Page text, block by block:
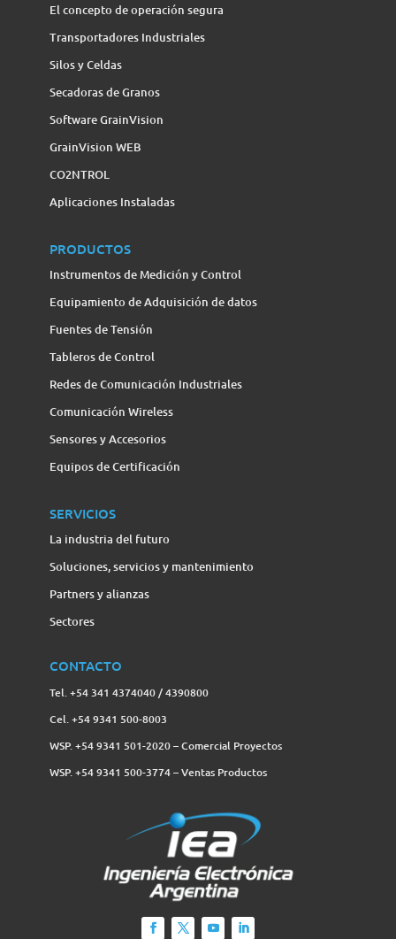
El concepto de operación segura
Transportadores Industriales
Silos y Celdas
Secadoras de Granos
Software GrainVision
GrainVision WEB
CO2NTROL
Aplicaciones Instaladas
PRODUCTOS
Instrumentos de Medición y Control
Equipamiento de Adquisición de datos
Fuentes de Tensión
Tableros de Control
Redes de Comunicación Industriales
Comunicación Wireless
Sensores y Accesorios
Equipos de Certificación
SERVICIOS
La industria del futuro
Soluciones, servicios y mantenimiento
Partners y alianzas
Sectores
CONTACTO
Tel. +54 341 4374040 / 4390800
Cel. +54 9341 500-8003
WSP. +54 9341 501-2020 – Comercial Proyectos
WSP. +54 9341 500-3774‬ – Ventas Productos